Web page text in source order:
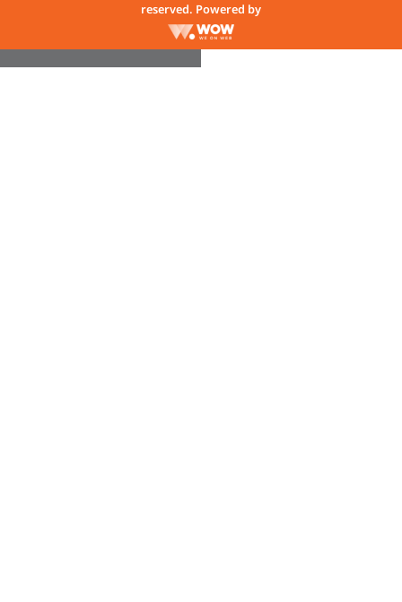
reserved. Powered by